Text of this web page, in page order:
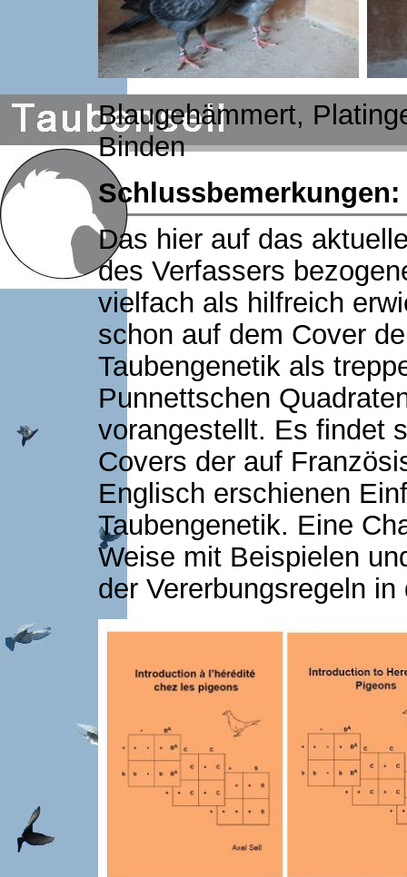
Blaugehämmert,
Binden
Schlussbemerkungen:
Das hier auf das
des Verfassers
vielfach als hilfreich
schon auf dem Cover
Taubengenetik als
Punnettschen
vorangestellt. Es findet
Covers der auf
Englisch erschienen
Taubengenetik. Eine
Weise mit Beispielen
der Vererbungsregeln